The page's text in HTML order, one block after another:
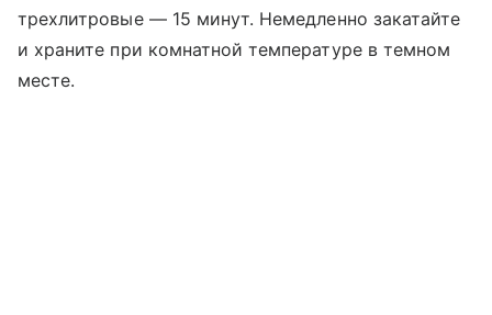
трехлитровые — 15 минут. Немедленно закатайте
и храните при комнатной температуре в темном
месте.